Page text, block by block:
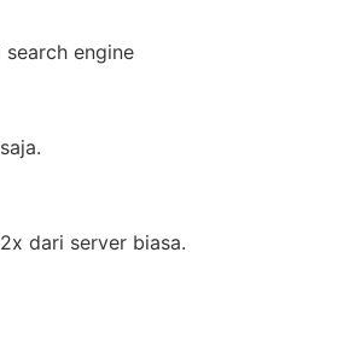
engine
dari server biasa.